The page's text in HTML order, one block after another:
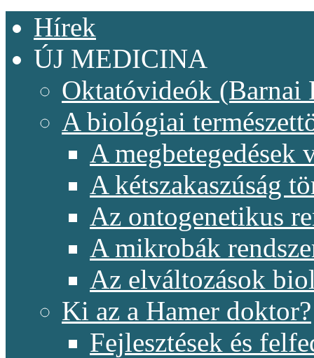
Hírek
ÚJ MEDICINA
Oktatóvideók (Barnai
A biológiai
A megbetegedések
A kétszakaszúság
Az ontogenetikus
A mikrobák
Az elváltozások
Ki az a Hamer doktor?
Fejlesztések és